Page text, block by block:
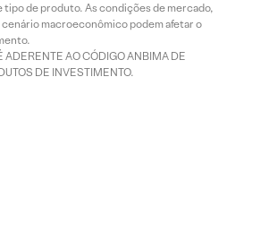
tipo de produto. As condições de mercado,
macroeconômico podem afetar o
ADERENTE AO CÓDIGO ANBIMA DE
DE INVESTIMENTO.